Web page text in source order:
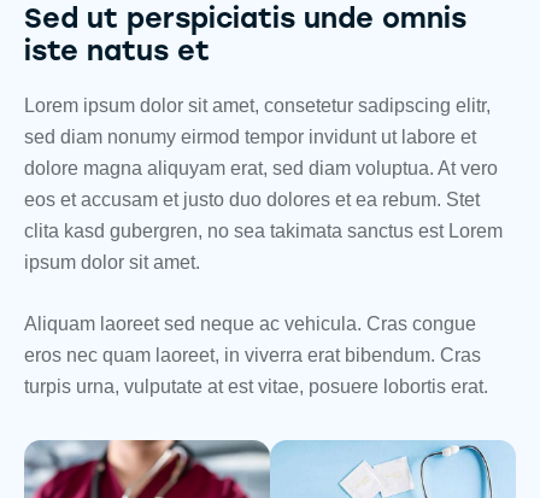
Sed ut perspiciatis unde omnis
iste natus et
Lorem ipsum dolor sit amet, consetetur sadipscing elitr,
sed diam nonumy eirmod tempor invidunt ut labore et
dolore magna aliquyam erat, sed diam voluptua. At vero
eos et accusam et justo duo dolores et ea rebum. Stet
clita kasd gubergren, no sea takimata sanctus est Lorem
ipsum dolor sit amet.
Aliquam laoreet sed neque ac vehicula. Cras congue
eros nec quam laoreet, in viverra erat bibendum. Cras
turpis urna, vulputate at est vitae, posuere lobortis erat.